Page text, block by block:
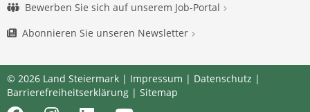
Bewerben Sie sich auf unserem Job-Portal
Abonnieren Sie unseren Newsletter
© 2026 Land Steiermark | Impressum | Datenschutz |
Barrierefreiheitserklärung | Sitemap